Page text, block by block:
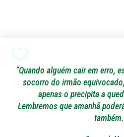
“Quando alguém cair em erro,
socorro do irmão
apenas o precipita a
Lembremos que amanhã